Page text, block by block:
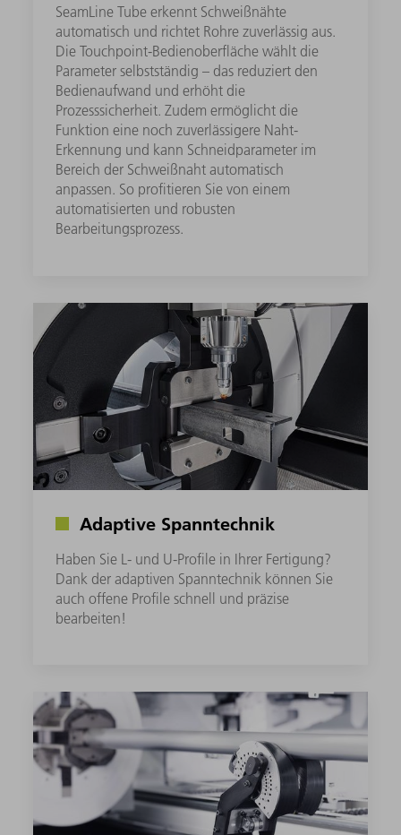
SeamLine Tube erkennt Schweißnähte
automatisch und richtet Rohre zuverlässig aus.
Die Touchpoint-Bedienoberfläche wählt die
Parameter selbstständig – das reduziert den
Bedienaufwand und erhöht die
Prozesssicherheit. Zudem ermöglicht die
Funktion eine noch zuverlässigere Naht-
Erkennung und kann Schneidparameter im
Bereich der Schweißnaht automatisch
anpassen. So profitieren Sie von einem
automatisierten und robusten
Bearbeitungsprozess.
Adaptive Spanntechnik
Haben Sie L- und U-Profile in Ihrer Fertigung?
Dank der adaptiven Spanntechnik können Sie
auch offene Profile schnell und präzise
bearbeiten!